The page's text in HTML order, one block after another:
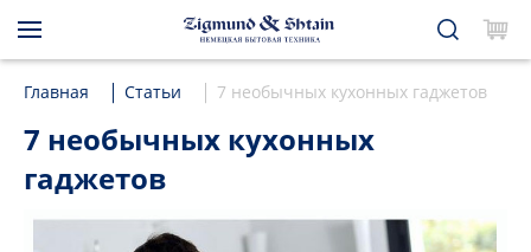
Главная Статьи 7 необычных кухонных гаджетов
7 необычных кухонных
гаджетов